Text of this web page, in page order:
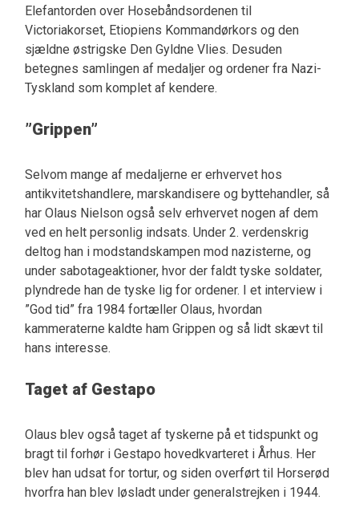
Elefantorden over Hosebåndsordenen til
Victoriakorset, Etiopiens Kommandørkors og den
sjældne østrigske Den Gyldne Vlies. Desuden
betegnes samlingen af medaljer og ordener fra Nazi-
Tyskland som komplet af kendere.
”Grippen”
Selvom mange af medaljerne er erhvervet hos
antikvitetshandlere, marskandisere og byttehandler, så
har Olaus Nielson også selv erhvervet nogen af dem
ved en helt personlig indsats. Under 2. verdenskrig
deltog han i modstandskampen mod nazisterne, og
under sabotageaktioner, hvor der faldt tyske soldater,
plyndrede han de tyske lig for ordener. I et interview i
”God tid” fra 1984 fortæller Olaus, hvordan
kammeraterne kaldte ham Grippen og så lidt skævt til
hans interesse.
Taget af Gestapo
Olaus blev også taget af tyskerne på et tidspunkt og
bragt til forhør i Gestapo hovedkvarteret i Århus. Her
blev han udsat for tortur, og siden overført til Horserød
hvorfra han blev løsladt under generalstrejken i 1944.